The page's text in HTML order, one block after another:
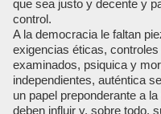
que sea justo y decente y
control.
A la democracia le faltan
exigencias éticas,
examinados, psiquica y
independientes, auténtica
un papel preponderante a
deben influir y, sobre todo,